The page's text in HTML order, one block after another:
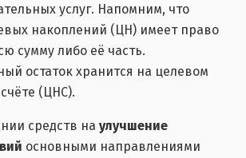
услуг. Напомним, что
накоплений (ЦН) имеет право
сумму либо её часть.
остаток хранится на целевом
(ЦНС).
средств на улучшение
основными направлениями